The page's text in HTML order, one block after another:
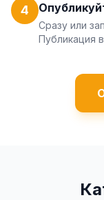
4
Сразу или
Публикация